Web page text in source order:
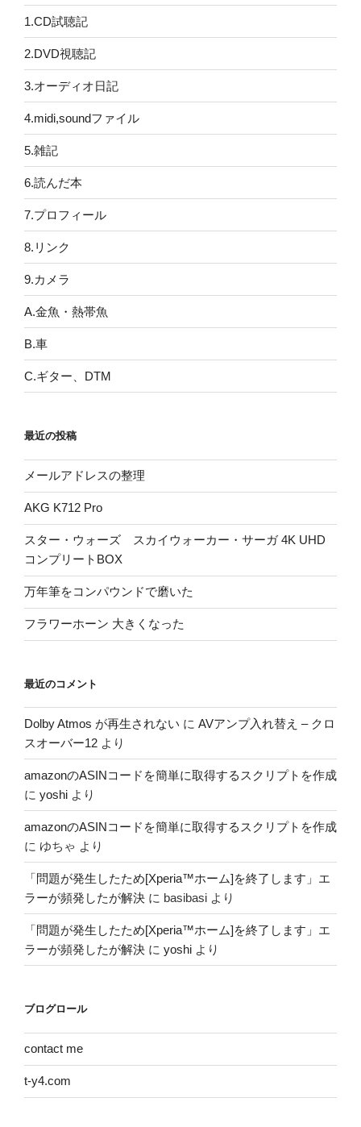
1.CD試聴記
2.DVD視聴記
3.オーディオ日記
4.midi,soundファイル
5.雑記
6.読んだ本
7.プロフィール
8.リンク
9.カメラ
A.金魚・熱帯魚
B.車
C.ギター、DTM
最近の投稿
メールアドレスの整理
AKG K712 Pro
スター・ウォーズ スカイウォーカー・サーガ 4K UHD
コンプリートBOX
万年筆をコンパウンドで磨いた
フラワーホーン 大きくなった
最近のコメント
Dolby Atmos が再生されない に AVアンプ入れ替え – クロ
スオーバー12 より
amazonのASINコードを簡単に取得するスクリプトを作成
に yoshi より
amazonのASINコードを簡単に取得するスクリプトを作成
に ゆちゃ より
「問題が発生したため[Xperia™ホーム]を終了します」エ
ラーが頻発したが解決 に basibasi より
「問題が発生したため[Xperia™ホーム]を終了します」エ
ラーが頻発したが解決 に yoshi より
ブログロール
contact me
t-y4.com